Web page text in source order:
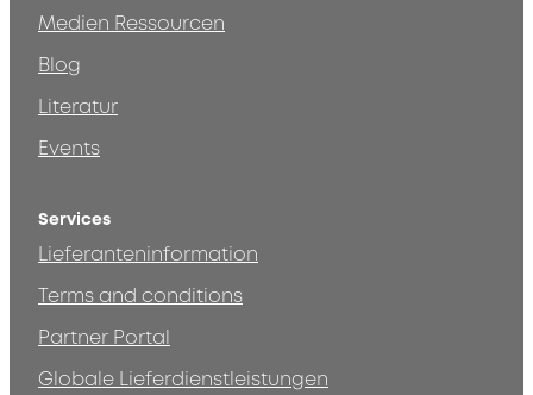
Medien Ressourcen
Blog
Literatur
Events
Services
Lieferanteninformation
Terms and conditions
Partner Portal
Globale Lieferdienstleistungen